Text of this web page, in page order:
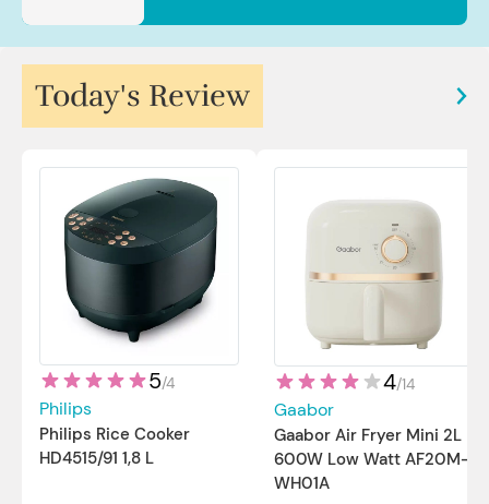
Today's Review
5/4
Philips
Philips Rice Cooker
HD4515/91 1,8 L
4/14
Gaabor
Gaabor Air Fryer Mini 2L
600W Low Watt AF20M-
WH01A